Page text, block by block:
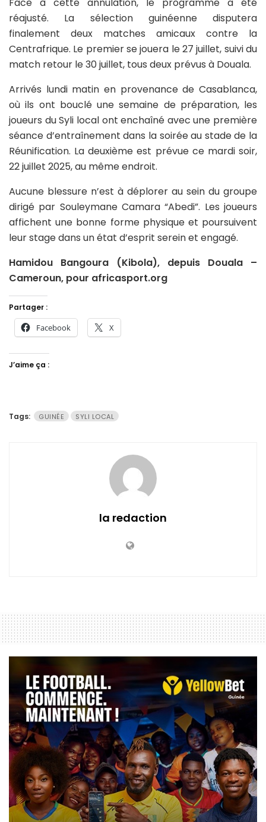
réajusté. La sélection guinéenne disputera
finalement deux matches amicaux contre la
Centrafrique. Le premier se jouera le 27 juillet, suivi du
match retour le 30 juillet, tous deux prévus à Douala.
Arrivés lundi matin en provenance de Casablanca,
où ils ont bouclé une semaine de préparation, les
joueurs du Syli local ont enchaîné avec une première
séance d’entraînement dans la soirée au stade de la
Réunification. La deuxième est prévue ce mardi soir,
22 juillet 2025, au même endroit.
Aucune blessure n’est à déplorer au sein du groupe
dirigé par Souleymane Camara “Abedi”. Les joueurs
affichent une bonne forme physique et poursuivent
leur stage dans un état d’esprit serein et engagé.
Hamidou Bangoura (Kibola), depuis Douala –
Cameroun, pour africasport.org
Partager :
Facebook X
J’aime ça :
Tags: GUINÉE SYLI LOCAL
la redaction